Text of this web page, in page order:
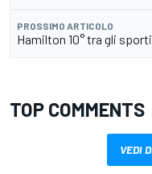
PROSSIMO ARTICOLO
Hamilton 10° tra gli
TOP COMMENTS
VEDI